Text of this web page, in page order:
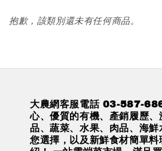
抱歉，該類別還未有任何商品。
大農網客服電話 03-587-
心、優質的有機、產銷履歷、
品、蔬菜、水果、肉品、海
您選擇，以及新鮮食材簡單